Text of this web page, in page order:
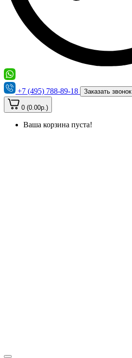
+7 (495) 788-89-18 Заказать звонок
0 (0.00р.)
Ваша корзина пуста!